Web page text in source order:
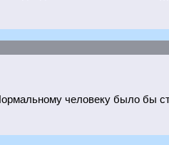
человеку было бы